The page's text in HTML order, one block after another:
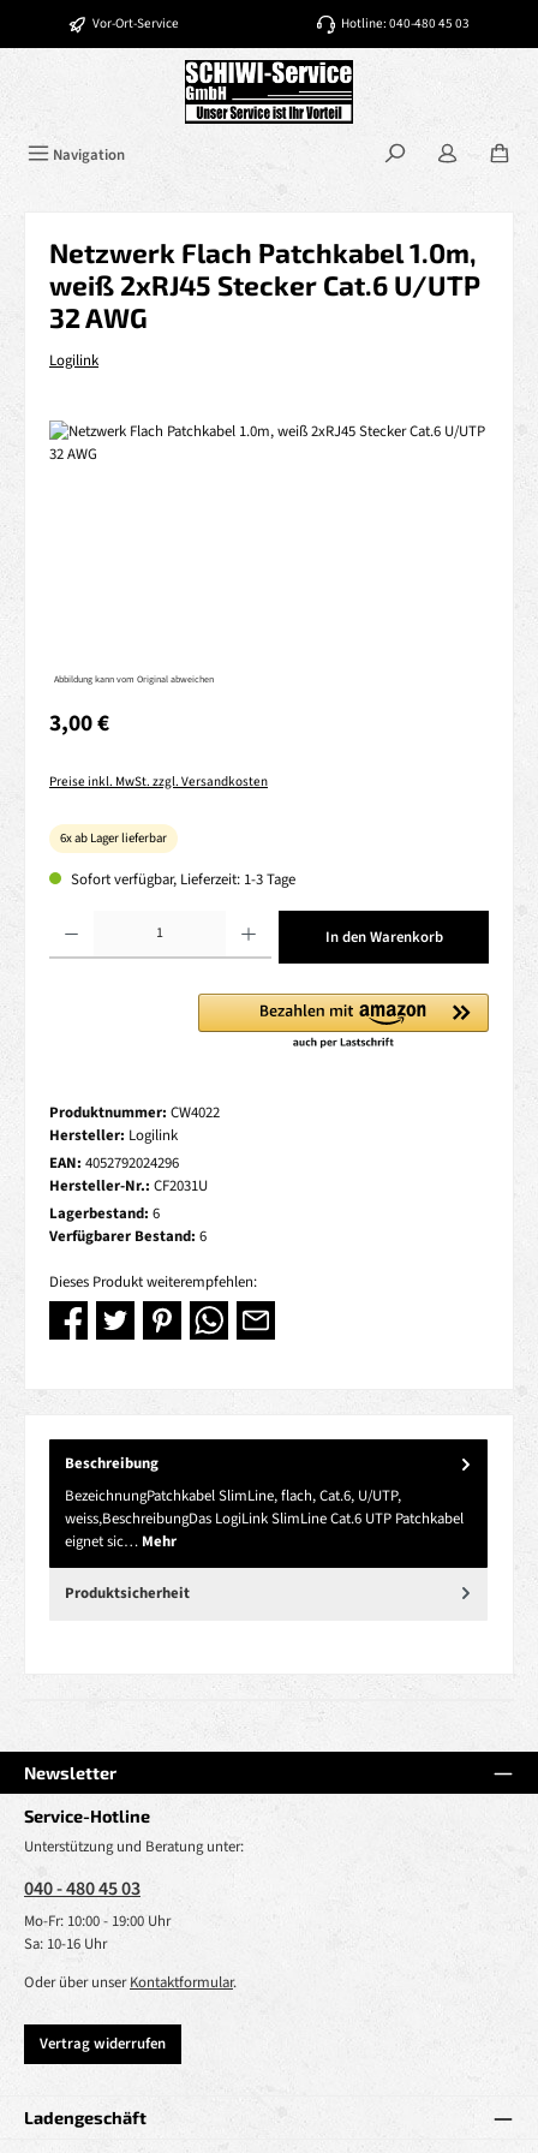
Zum Hauptinhalt springen
Vor-Ort-Service Hotline: 040-480 45 03
Navigation
Netzwerk Flach Patchkabel 1.0m,
weiß 2xRJ45 Stecker Cat.6 U/UTP
32 AWG
Logilink
Bildergalerie überspringen
Abbildung kann vom Original abweichen
Regulärer Preis:
3,00 €
Preise inkl. MwSt. zzgl. Versandkosten
6x ab Lager lieferbar
Sofort verfügbar, Lieferzeit: 1-3 Tage
Produkt Anzahl: Gib den gewünschten Wert ein oder benutze die Schaltflächen um
In den Warenkorb
Produktnummer: CW4022
Hersteller: Logilink
EAN: 4052792024296
Hersteller-Nr.: CF2031U
Lagerbestand: 6
Verfügbarer Bestand: 6
Dieses Produkt weiterempfehlen:
Beschreibung
BezeichnungPatchkabel SlimLine, flach, Cat.6, U/UTP,
weiss,BeschreibungDas LogiLink SlimLine Cat.6 UTP Patchkabel
eignet sic… Mehr
Produktsicherheit
Newsletter
Service-Hotline
Unterstützung und Beratung unter:
040 - 480 45 03
Mo-Fr: 10:00 - 19:00 Uhr
Sa: 10-16 Uhr
Oder über unserKontaktformular.
Vertrag widerrufen
Ladengeschäft